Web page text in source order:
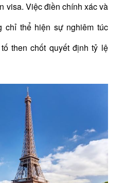
visa. Việc điền chính xác và
chỉ thể hiện sự nghiêm túc
then chốt quyết định tỷ lệ